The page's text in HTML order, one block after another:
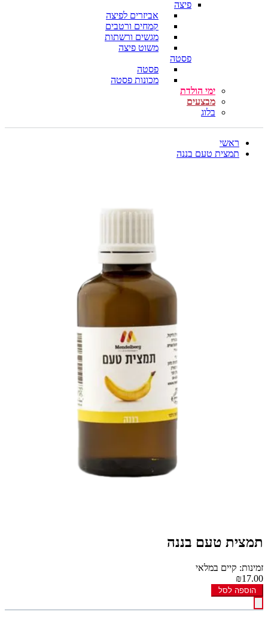
פיצה
אביזרים לפיצה
קמחים ורטבים
מגשים ורשתות
משוט פיצה
פסטה
פסטה
מכונות פסטה
ימי הולדת
מבצעים
בלוג
ראשי
תמצית טעם בננה
תמצית טעם בננה
זמינות: קיים במלאי
₪17.00
הוספה לסל